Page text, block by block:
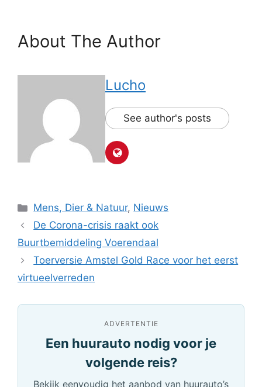
About The Author
Lucho
See author's posts
Categorieën
Mens, Dier & Natuur, Nieuws
De Corona-crisis raakt ook
Buurtbemiddeling Voerendaal
Toerversie Amstel Gold Race voor het eerst
virtueelverreden
ADVERTENTIE
Een huurauto nodig voor je
volgende reis?
Bekijk eenvoudig het aanbod van huurauto’s